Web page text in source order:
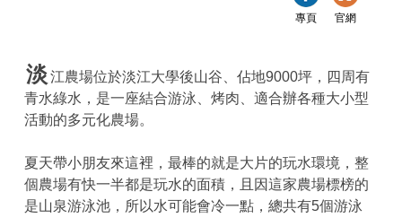
專頁 官網
淡江農場位於淡江大學後山谷、佔地9000坪，四周有
青水綠水，是一座結合游泳、烤肉、適合辦各種大小型
活動的多元化農場。
夏天帶小朋友來這裡，最棒的就是大片的玩水環境，整
個農場有快一半都是玩水的面積，且因這家農場標榜的
是山泉游泳池，所以水可能會冷一點，總共有5個游泳